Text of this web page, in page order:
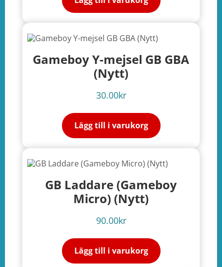
Gameboy Y-mejsel GB GBA
(Nytt)
30.00kr
Lägg till i varukorg
GB Laddare (Gameboy
Micro) (Nytt)
90.00kr
Lägg till i varukorg